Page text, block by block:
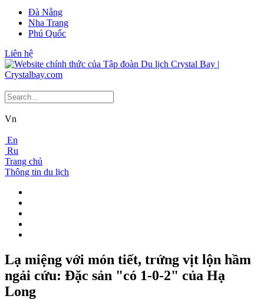
Đà Nẵng
Nha Trang
Phú Quốc
Liên hệ
Vn
En
Ru
Trang chủ
Thông tin du lịch
Lạ miệng với món tiết, trứng vịt lộn hầm
ngải cứu: Đặc sản "có 1-0-2" của Hạ
Long